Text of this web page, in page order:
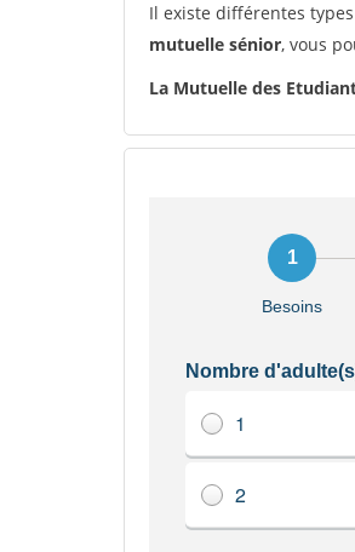
Il existe différentes
mutuelle sénior, vous
La Mutuelle des